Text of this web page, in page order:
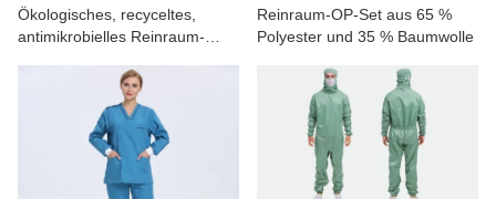
Ökologisches, recyceltes,
antimikrobielles Reinraum-
Reinraum-OP-Set aus 65 %
Polyester und 35 % Baumwolle